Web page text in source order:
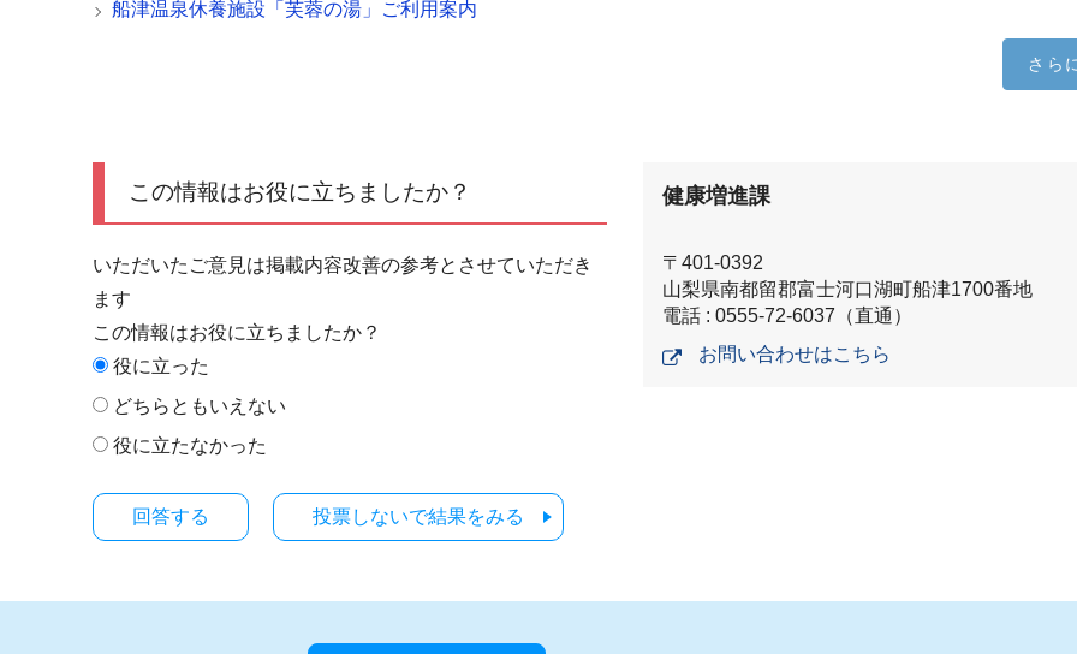
船津温泉休養施設「芙蓉の湯」ご利用案内
さら
この情報はお役に立ちましたか？
いただいたご意見は掲載内容改善の参考とさせていただき
ます
この情報はお役に立ちましたか？
役に立った
どちらともいえない
役に立たなかった
投票しないで結果をみる
健康増進課
〒401-0392
山梨県南都留郡富士河口湖町船津1700番地
電話 : 0555-72-6037（直通）
お問い合わせはこちら